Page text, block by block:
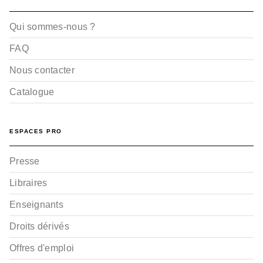
Qui sommes-nous ?
FAQ
Nous contacter
Catalogue
ESPACES PRO
Presse
Libraires
Enseignants
Droits dérivés
Offres d'emploi